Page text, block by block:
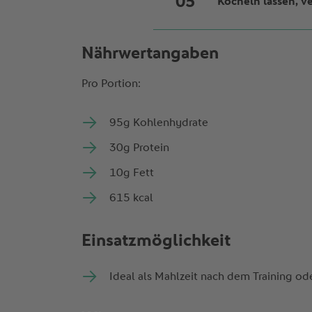
Brokkoli, Möhren,
Nährwertangaben
Pro Portion:
95g Kohlenhydrate
30g Protein
10g Fett
615 kcal
Einsatzmöglichkeit
Ideal als Mahlzeit nach dem Training